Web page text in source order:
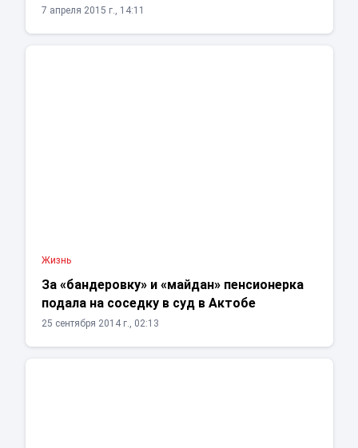
7 апреля 2015 г., 14:11
Жизнь
За «бандеровку» и «майдан» пенсионерка
подала на соседку в суд в Актобе
25 сентября 2014 г., 02:13